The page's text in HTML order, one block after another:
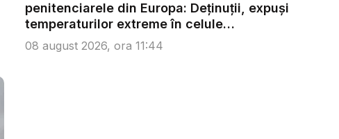
penitenciarele din Europa: Deținuții, expuși
temperaturilor extreme în celule
supraagl...
08 august 2026, ora 11:44